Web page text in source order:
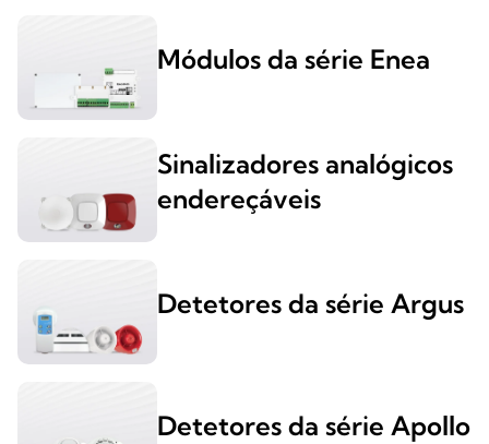
Módulos da série Enea
Sinalizadores analógicos
endereçáveis
Detetores da série Argus
Detetores da série Apollo